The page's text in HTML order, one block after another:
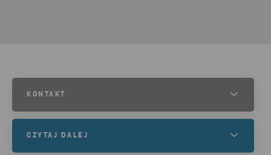
KONTAKT
HEAD OF BUSINESS AREA RAW MATERIAL STENA RECYCLING
CZYTAJ DALEJ